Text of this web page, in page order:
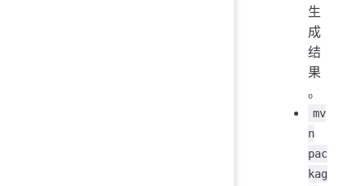
生
成
结
果
。
mv
n
pac
kag